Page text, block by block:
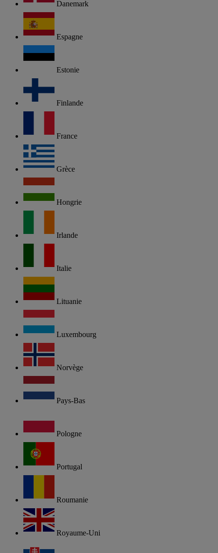
Danemark
Espagne
Estonie
Finlande
France
Grèce
Hongrie
Irlande
Italie
Lituanie
Luxembourg
Norvège
Pays-Bas
Pologne
Portugal
Roumanie
Royaume-Uni